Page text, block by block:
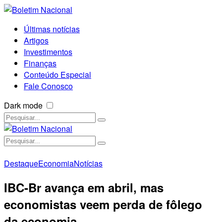
Últimas notícias
Artigos
Investimentos
Finanças
Conteúdo Especial
Fale Conosco
Dark mode
DestaqueEconomiaNotícias
IBC-Br avança em abril, mas
economistas veem perda de fôlego